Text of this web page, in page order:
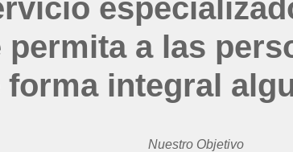
permita a las
integral
Nuestro Objetivo